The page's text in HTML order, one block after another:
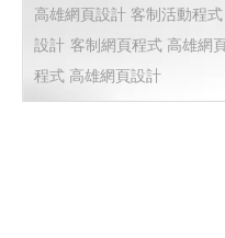
線上報名網站 報到管控
客制網頁程式 高雄網頁程式
高雄網頁設計 客制活動程式